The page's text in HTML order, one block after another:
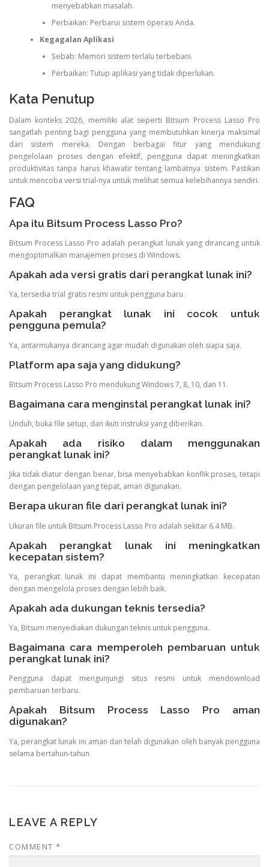
menyebabkan masalah.
Perbaikan: Perbarui sistem operasi Anda.
Kegagalan Aplikasi
Sebab: Memori sistem terlalu terbebani.
Perbaikan: Tutup aplikasi yang tidak diperlukan.
Kata Penutup
Dalam konteks 2026, memiliki alat seperti Bitsum Process Lasso Pro
sangatlah penting bagi pengguna yang membutuhkan kinerja maksimal
dari sistem mereka. Dengan berbagai fitur yang mendukung
pengelolaan proses dengan efektif, pengguna dapat meningkatkan
produktivitas tanpa harus khawatir tentang lambatnya sistem. Pastikan
untuk mencoba versi trial-nya untuk melihat semua kelebihannya sendiri.
FAQ
Apa itu Bitsum Process Lasso Pro?
Bitsum Process Lasso Pro adalah perangkat lunak yang dirancang untuk
mengoptimalkan manajemen proses di Windows.
Apakah ada versi gratis dari perangkat lunak ini?
Ya, tersedia trial gratis resmi untuk pengguna baru.
Apakah perangkat lunak ini cocok untuk
pengguna pemula?
Ya, antarmukanya dirancang agar mudah digunakan oleh siapa saja.
Platform apa saja yang didukung?
Bitsum Process Lasso Pro mendukung Windows 7, 8, 10, dan 11.
Bagaimana cara menginstal perangkat lunak ini?
Unduh, buka file setup, dan ikuti instruksi yang diberikan.
Apakah ada risiko dalam menggunakan
perangkat lunak ini?
Jika tidak diatur dengan benar, bisa menyebabkan konflik proses, tetapi
dengan pengelolaan yang tepat, aman digunakan.
Berapa ukuran file dari perangkat lunak ini?
Ukuran file untuk Bitsum Process Lasso Pro adalah sekitar 6.4 MB.
Apakah perangkat lunak ini meningkatkan
kecepatan sistem?
Ya, perangkat lunak ini dapat membantu meningkatkan kecepatan
dengan mengelola proses dengan lebih baik.
Apakah ada dukungan teknis tersedia?
Ya, Bitsum menyediakan dukungan teknis untuk pengguna.
Bagaimana cara memperoleh pembaruan untuk
perangkat lunak ini?
Pengguna dapat mengunjungi situs resmi untuk mendownload
pembaruan terbaru.
Apakah Bitsum Process Lasso Pro aman
digunakan?
Ya, perangkat lunak ini aman dan telah digunakan oleh banyak pengguna
selama bertahun-tahun.
LEAVE A REPLY
COMMENT *